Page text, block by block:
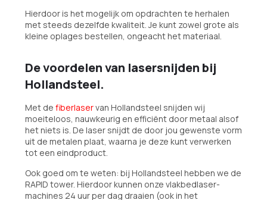
Hierdoor is het mogelijk om opdrachten te herhalen
met steeds dezelfde kwaliteit. Je kunt zowel grote als
kleine oplages bestellen, ongeacht het materiaal.
De voordelen van lasersnijden bij
Hollandsteel.
Met de fiberlaservan Hollandsteel snijden wij
moeiteloos, nauwkeurig en efficiënt door metaal alsof
het niets is. De laser snijdt de door jou gewenste vorm
uit de metalen plaat, waarna je deze kunt verwerken
tot een eindproduct.
Ook goed om te weten: bij Hollandsteel hebben we de
RAPID tower. Hierdoor kunnen onze vlakbedlaser-
machines 24 uur per dag draaien (ook in het